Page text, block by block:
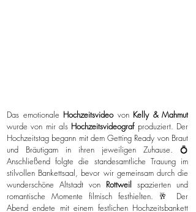
Das emotionale Hochzeitsvideovon Kelly & Mahmut
wurde von mir als Hochzeitsvideograf produziert. Der
Hochzeitstag begann mit dem Getting Ready von Braut
und Bräutigam in ihren jeweiligen Zuhause. 💍
Anschließend folgte die standesamtliche Trauung im
stilvollen Bankettsaal, bevor wir gemeinsam durch die
wunderschöne Altstadt von Rottweil spazierten und
romantische Momente filmisch festhielten. 🥂 Der
Abend endete mit einem festlichen Hochzeitsbankett